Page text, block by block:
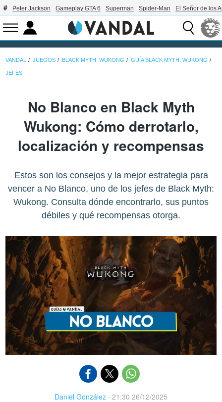
Peter Jackson Gameplay GTA 6 Superman Spider-Man El Señor de los
VANDAL JUEGOS BLACK MYTH: WUKONG GUÍA BLACK MYTH: WUKONG
JEFES
No Blanco en Black Myth
Wukong: Cómo derrotarlo,
localización y recompensas
Estos son los consejos y la mejor estrategia para
vencer a No Blanco, uno de los jefes de Black Myth:
Wukong. Consulta dónde encontrarlo, sus puntos
débiles y qué recompensas otorga.
Daniel González · 21:30 26/12/2025